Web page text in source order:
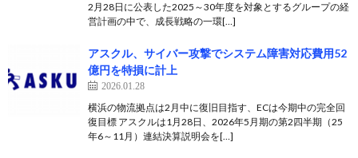
2月28日に公表した2025～30年度を対象とするグループの経
営計画の中で、成長戦略の一環[…]
アスクル、サイバー攻撃でシステム障害対応費用52
億円を特損に計上
2026.01.28
横浜の物流拠点は2月中に復旧目指す、ECは今期中の完全回
復目標 アスクルは1月28日、2026年5月期の第2四半期（25
年6～11月）連結決算説明会を[…]